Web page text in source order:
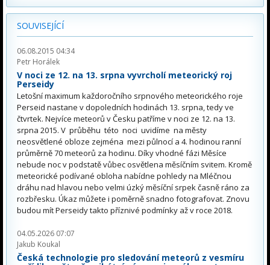
SOUVISEJÍCÍ
06.08.2015 04:34
Petr Horálek
V noci ze 12. na 13. srpna vyvrcholí meteorický roj
Perseidy
Letošní maximum každoročního srpnového meteorického roje
Perseid nastane v dopoledních hodinách 13. srpna, tedy ve
čtvrtek. Nejvíce meteorů v Česku patříme v noci ze 12. na 13.
srpna 2015. V průběhu této noci uvidíme na městy
neosvětlené obloze zejména mezi půlnocí a 4. hodinou ranní
průměrně 70 meteorů za hodinu. Díky vhodné fázi Měsíce
nebude noc v podstatě vůbec osvětlena měsíčním svitem. Kromě
meteorické podívané obloha nabídne pohledy na Mléčnou
dráhu nad hlavou nebo velmi úzký měsíční srpek časně ráno za
rozbřesku. Úkaz můžete i poměrně snadno fotografovat. Znovu
budou mít Perseidy takto příznivé podmínky až v roce 2018.
04.05.2026 07:07
Jakub Koukal
Česká technologie pro sledování meteorů z vesmíru